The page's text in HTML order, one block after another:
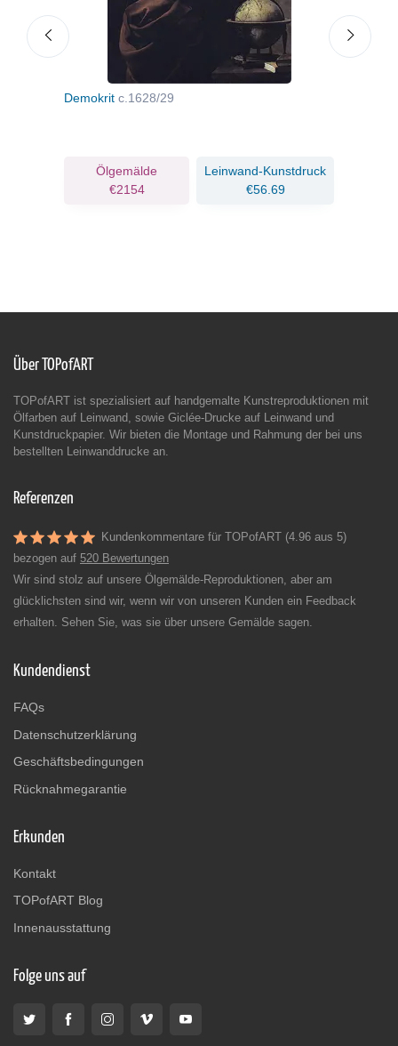
Demokrit c.1628/29
Ölgemälde
€2154
Leinwand-Kunstdruck
€56.69
Über TOPofART
TOPofART ist spezialisiert auf handgemalte Kunstreproduktionen mit
Ölfarben auf Leinwand, sowie Giclée-Drucke auf Leinwand und
Kunstdruckpapier. Wir bieten die Montage und Rahmung der bei uns
bestellten Leinwanddrucke an.
Referenzen
Kundenkommentare für TOPofART (4.96 aus 5)
bezogen auf 520 Bewertungen
Wir sind stolz auf unsere Ölgemälde-Reproduktionen, aber am
glücklichsten sind wir, wenn wir von unseren Kunden ein Feedback
erhalten. Sehen Sie, was sie über unsere Gemälde sagen.
Kundendienst
FAQs
Datenschutzerklärung
Geschäftsbedingungen
Rücknahmegarantie
Erkunden
Kontakt
TOPofART Blog
Innenausstattung
Folge uns auf